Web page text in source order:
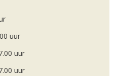
uur
uur
uur